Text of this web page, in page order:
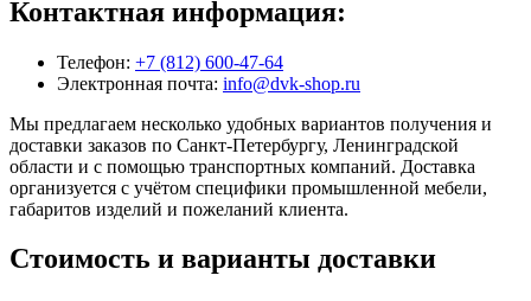
Контактная информация:
Телефон: +7 (812) 600-47-64
Электронная почта: info@dvk-shop.ru
Мы предлагаем несколько удобных вариантов получения и
доставки заказов по Санкт-Петербургу, Ленинградской
области и с помощью транспортных компаний. Доставка
организуется с учётом специфики промышленной мебели,
габаритов изделий и пожеланий клиента.
Стоимость и варианты доставки